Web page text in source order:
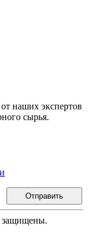
наших экспертов
сырья.
Отправить
защищены.